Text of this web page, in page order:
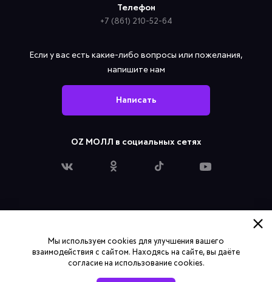
Телефон
+7 (861) 210-52-64
Если у вас есть какие-либо вопросы или пожелания,
напишите нам
Написать
OZ МОЛЛ в социальных сетях
Политика конфиденциальности
Согласие на обработку персональных данных
Мы используем cookies для улучшения вашего
взаимодействия с сайтом. Находясь на сайте, вы даёте
согласие на использование cookies.